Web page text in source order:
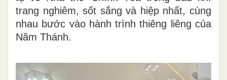
trang nghiêm, sốt sắng và hiệp nhất, cùng
nhau bước vào hành trình thiêng liêng của
Năm Thánh.